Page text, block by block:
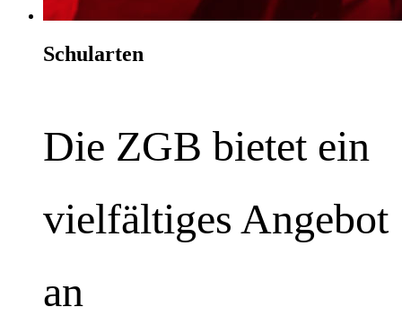
Schularten
Die ZGB bietet ein
vielfältiges Angebot
an